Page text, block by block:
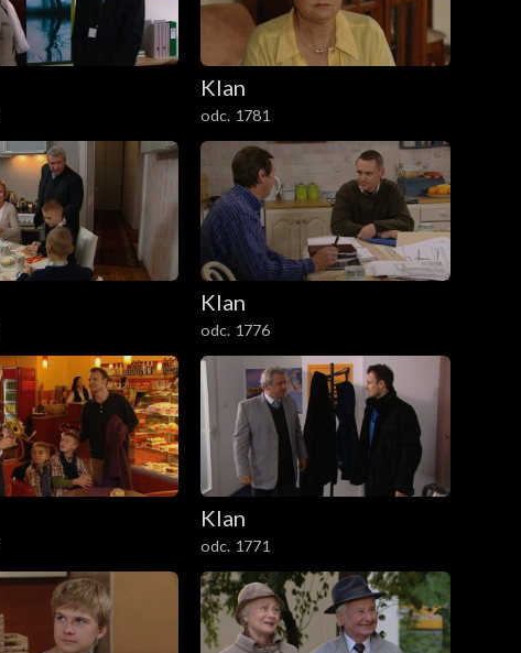
Klan
odc. 1781
Klan
odc. 1776
Klan
odc. 1771